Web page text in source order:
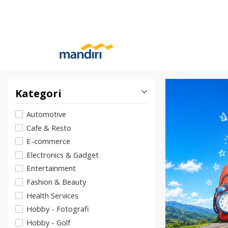
Kategori
Automotive
Cafe & Resto
E-commerce
Electronics & Gadget
Entertainment
Fashion & Beauty
Health Services
Hobby - Fotografi
Hobby - Golf